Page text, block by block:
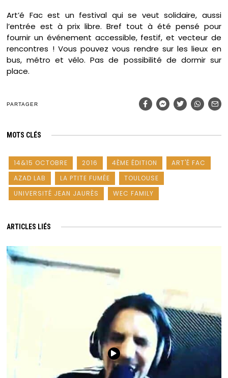
Art’é Fac est un festival qui se veut solidaire, aussi
l’entrée est à prix libre. Bref tout à été pensé pour
fournir un événement accessible, festif, et vecteur de
rencontres ! Vous pouvez vous rendre sur les lieux en
bus, métro et vélo. Pas de possibilité de dormir sur
place.
PARTAGER
MOTS CLÉS
14&15 OCTOBRE 2016 4ÈME ÉDITION
ART'É FAC
AZAD LAB
LA PTITE FUMÉE
TOULOUSE
UNIVERSITÉ JEAN JAURÈS
WEC FAMILY
ARTICLES LIÉS